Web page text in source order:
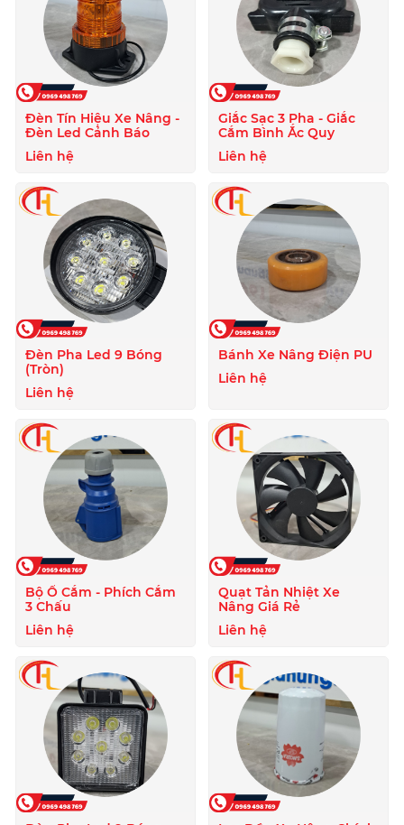
Đèn Tín Hiệu Xe Nâng -
Đèn Led Cảnh Báo
Liên hệ
Giắc Sạc 3 Pha - Giắc
Cắm Bình Ắc Quy
Liên hệ
Đèn Pha Led 9 Bóng
(Tròn)
Liên hệ
Bánh Xe Nâng Điện PU
Liên hệ
Bộ Ổ Cắm - Phích Cắm
3 Chấu
Liên hệ
Quạt Tản Nhiệt Xe
Nâng Giá Rẻ
Liên hệ